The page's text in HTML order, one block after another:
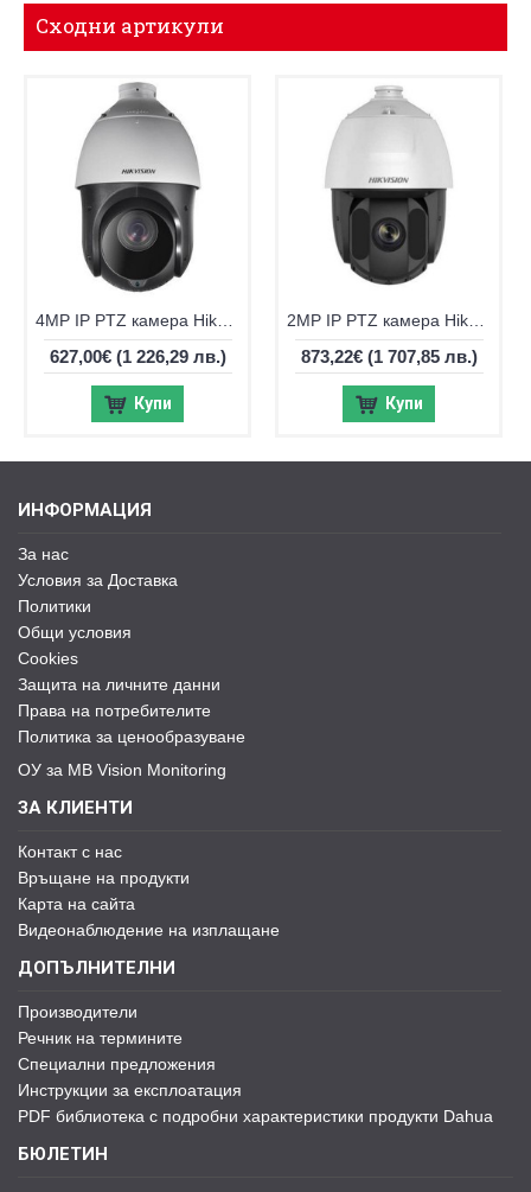
Сходни артикули
627,00€(1 226,29 лв.)
Купи
873,22€(1 707,85 лв.)
Купи
ИНФОРМАЦИЯ
За нас
Условия за Доставка
Политики
Общи условия
Cookies
Защита на личните данни
Права на потребителите
Политика за ценообразуване
ОУ за MB Vision Monitoring
ЗА КЛИЕНТИ
Контакт с нас
Връщане на продукти
Карта на сайта
Видеонаблюдение на изплащане
ДОПЪЛНИТЕЛНИ
Производители
Речник на термините
Специални предложения
Инструкции за експлоатация
PDF библиотека с подробни характеристики продукти Dahua
БЮЛЕТИН